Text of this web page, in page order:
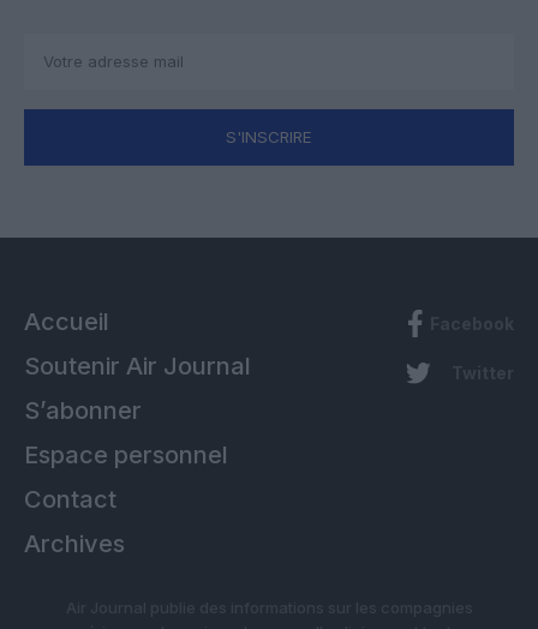
S'INSCRIRE
Accueil
Soutenir Air Journal
S’abonner
Espace personnel
Contact
Archives